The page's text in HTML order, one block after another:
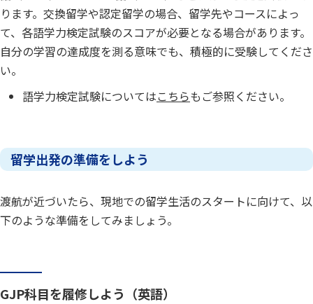
ります。交換留学や認定留学の場合、留学先やコースによっ
て、各語学力検定試験のスコアが必要となる場合があります。
自分の学習の達成度を測る意味でも、積極的に受験してくださ
い。
語学力検定試験についてはこちらもご参照ください。
留学出発の準備をしよう
渡航が近づいたら、現地での留学生活のスタートに向けて、以
下のような準備をしてみましょう。
GJP科目を履修しよう（英語）